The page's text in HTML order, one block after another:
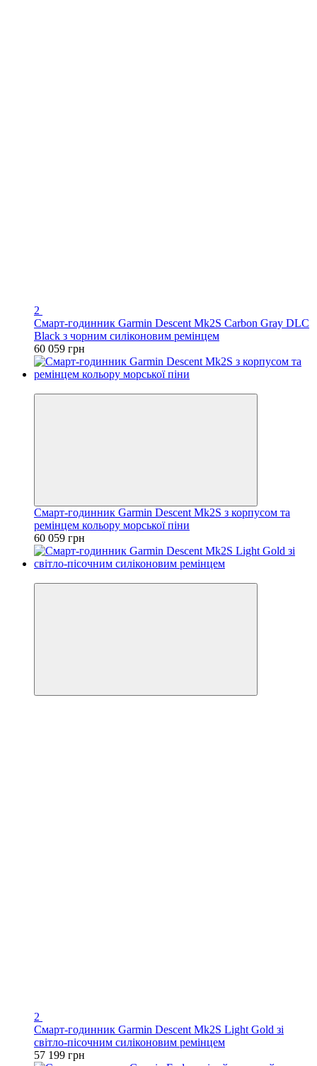
2
Смарт-годинник Garmin Descent Mk2S Carbon Gray DLC
Black з чорним силіконовим ремінцем
60 059 грн
Смарт-годинник Garmin Descent Mk2S з корпусом та
ремінцем кольору морської піни
60 059 грн
2
Смарт-годинник Garmin Descent Mk2S Light Gold зі
світло-пісочним силіконовим ремінцем
57 199 грн